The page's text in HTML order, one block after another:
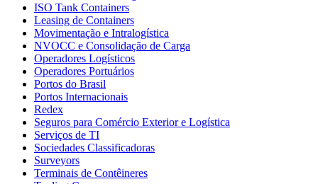
ISO Tank Containers
Leasing de Containers
Movimentação e Intralogística
NVOCC e Consolidação de Carga
Operadores Logísticos
Operadores Portuários
Portos do Brasil
Portos Internacionais
Redex
Seguros para Comércio Exterior e Logística
Serviços de TI
Sociedades Classificadoras
Surveyors
Terminais de Contêineres